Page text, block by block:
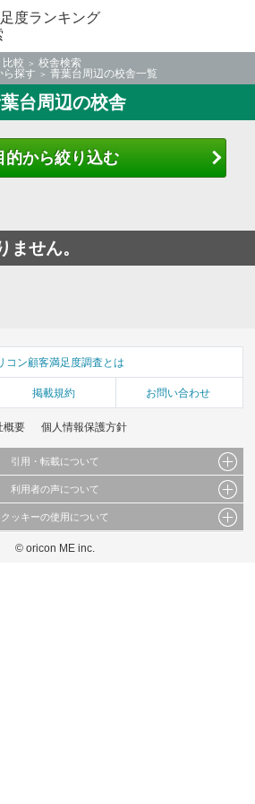
度ランキング
較
校舎検索
ら探す
青葉台周辺の校舎一覧
台周辺の校舎
的から絞り込む
ません。
コン顧客満足度調査とは
掲載規約 お問い合わせ
概要 個人情報保護方針
引用・転載について
文字、写真、イラスト、画像データ等）及びこれらの配
無断転載・複製などの二次利用を行うことは固く禁じて
利用者の声について
べてサービスの利用者が提出された見解・感想です。
ご理解いただいた上でご覧ください。
クッキーの使用について
て、ユーザーに合わせたコンテンツや広告の表示、ソー
© oricon ME inc.